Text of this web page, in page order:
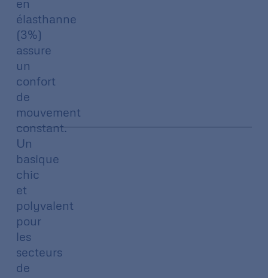
en
élasthanne
(3%)
assure
un
confort
de
mouvement
constant.
Un
basique
chic
et
polyvalent
pour
les
secteurs
de